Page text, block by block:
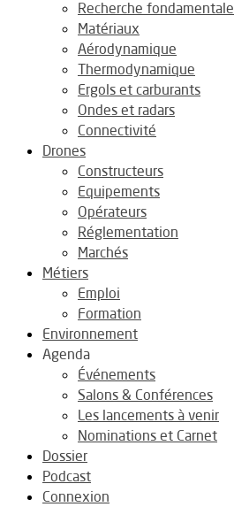
Recherche fondamentale
Matériaux
Aérodynamique
Thermodynamique
Ergols et carburants
Ondes et radars
Connectivité
Drones
Constructeurs
Equipements
Opérateurs
Réglementation
Marchés
Métiers
Emploi
Formation
Environnement
Agenda
Événements
Salons & Conférences
Les lancements à venir
Nominations et Carnet
Dossier
Podcast
Connexion